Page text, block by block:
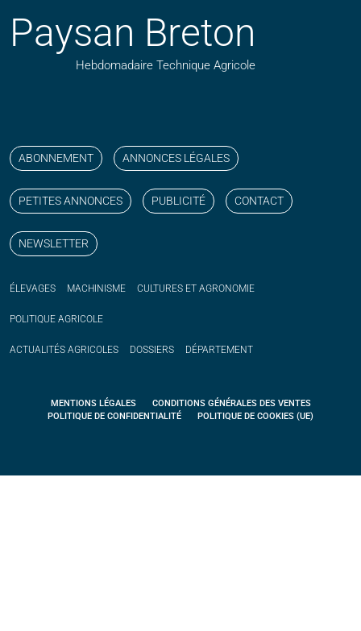
Paysan Breton
Hebdomadaire Technique Agricole
ABONNEMENT ANNONCES LÉGALES
PETITES ANNONCES PUBLICITÉ CONTACT
NEWSLETTER
ÉLEVAGES MACHINISME CULTURES ET AGRONOMIE
POLITIQUE AGRICOLE
ACTUALITÉS AGRICOLES DOSSIERS DÉPARTEMENT
MENTIONS LÉGALES
CONDITIONS GÉNÉRALES DES VENTES
POLITIQUE DE CONFIDENTIALITÉ
POLITIQUE DE COOKIES (UE)